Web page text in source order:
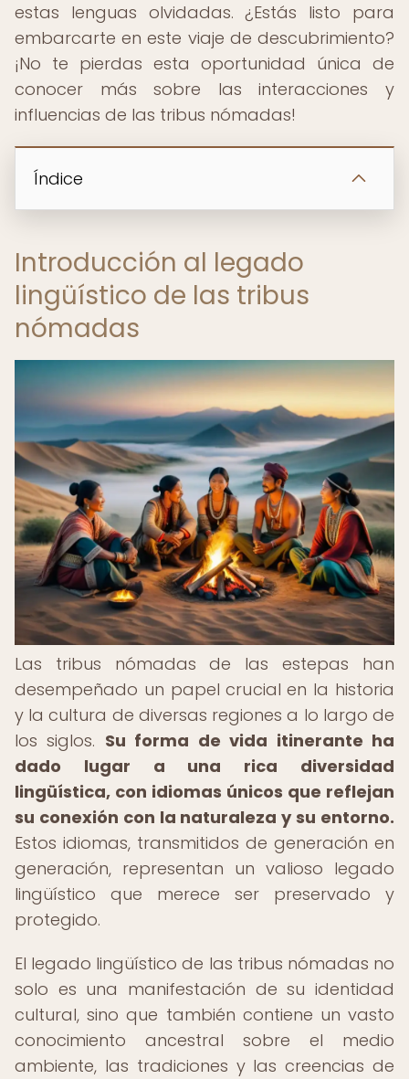
estas lenguas olvidadas. ¿Estás listo para
embarcarte en este viaje de descubrimiento?
¡No te pierdas esta oportunidad única de
conocer más sobre las interacciones y
influencias de las tribus nómadas!
Índice
Introducción al legado
lingüístico de las tribus
nómadas
Las tribus nómadas de las estepas han
desempeñado un papel crucial en la historia
y la cultura de diversas regiones a lo largo de
los siglos. Su forma de vida itinerante ha
dado lugar a una rica diversidad
lingüística, con idiomas únicos que reflejan
su conexión con la naturaleza y su entorno.
Estos idiomas, transmitidos de generación en
generación, representan un valioso legado
lingüístico que merece ser preservado y
protegido.
El legado lingüístico de las tribus nómadas no
solo es una manifestación de su identidad
cultural, sino que también contiene un vasto
conocimiento ancestral sobre el medio
ambiente, las tradiciones y las creencias de